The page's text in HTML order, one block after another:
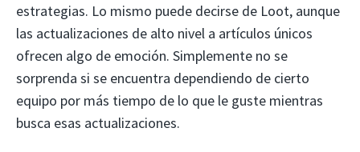
estrategias. Lo mismo puede decirse de Loot, aunque
las actualizaciones de alto nivel a artículos únicos
ofrecen algo de emoción. Simplemente no se
sorprenda si se encuentra dependiendo de cierto
equipo por más tiempo de lo que le guste mientras
busca esas actualizaciones.